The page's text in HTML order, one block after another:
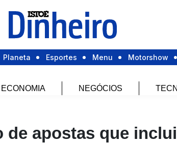
Planeta Esportes Menu Motorshow
ECONOMIA NEGÓCIOS
de apostas que inclui